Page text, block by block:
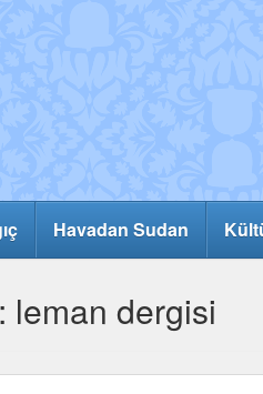
Havadan Sudan
leman dergisi